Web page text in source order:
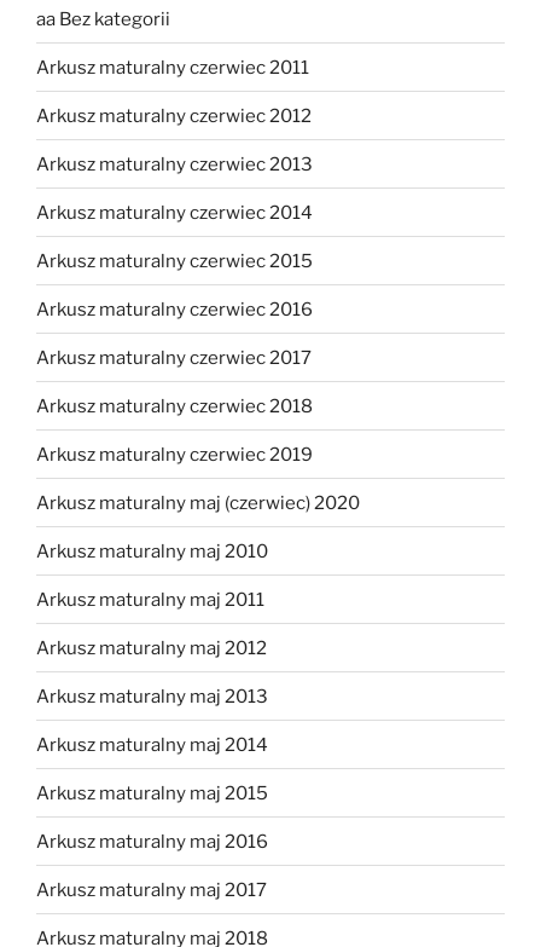
aa Bez kategorii
Arkusz maturalny czerwiec 2011
Arkusz maturalny czerwiec 2012
Arkusz maturalny czerwiec 2013
Arkusz maturalny czerwiec 2014
Arkusz maturalny czerwiec 2015
Arkusz maturalny czerwiec 2016
Arkusz maturalny czerwiec 2017
Arkusz maturalny czerwiec 2018
Arkusz maturalny czerwiec 2019
Arkusz maturalny maj (czerwiec) 2020
Arkusz maturalny maj 2010
Arkusz maturalny maj 2011
Arkusz maturalny maj 2012
Arkusz maturalny maj 2013
Arkusz maturalny maj 2014
Arkusz maturalny maj 2015
Arkusz maturalny maj 2016
Arkusz maturalny maj 2017
Arkusz maturalny maj 2018